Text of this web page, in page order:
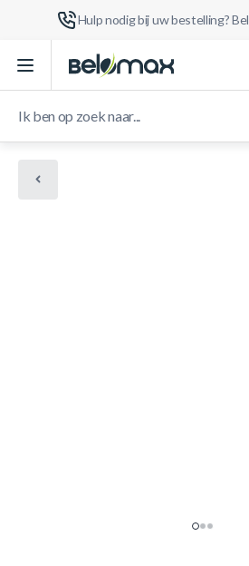
Hulp nodig bij uw bestelling? Bel
Ga naar de inhoud